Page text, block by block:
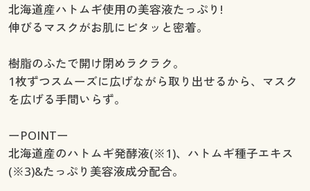
北海道産ハトムギ使用の美容液たっぷり!
伸びるマスクがお肌にピタッと密着。
樹脂のふたで開け閉めラクラク。
1枚ずつスムーズに広げながら取り出せるから、マスク
を広げる手間いらず。
ーPOINTー
北海道産のハトムギ発酵液(※1)、ハトムギ種子エキス
(※3)&たっぷり美容液成分配合。